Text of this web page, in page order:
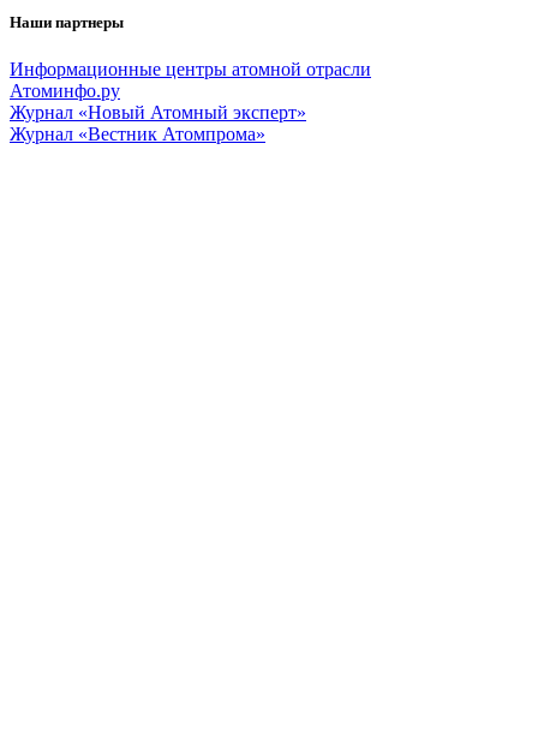
Наши партнеры
Информационные центры атомной отрасли
Атоминфо.ру
Журнал «Новый Атомный эксперт»
Журнал «Вестник Атомпрома»